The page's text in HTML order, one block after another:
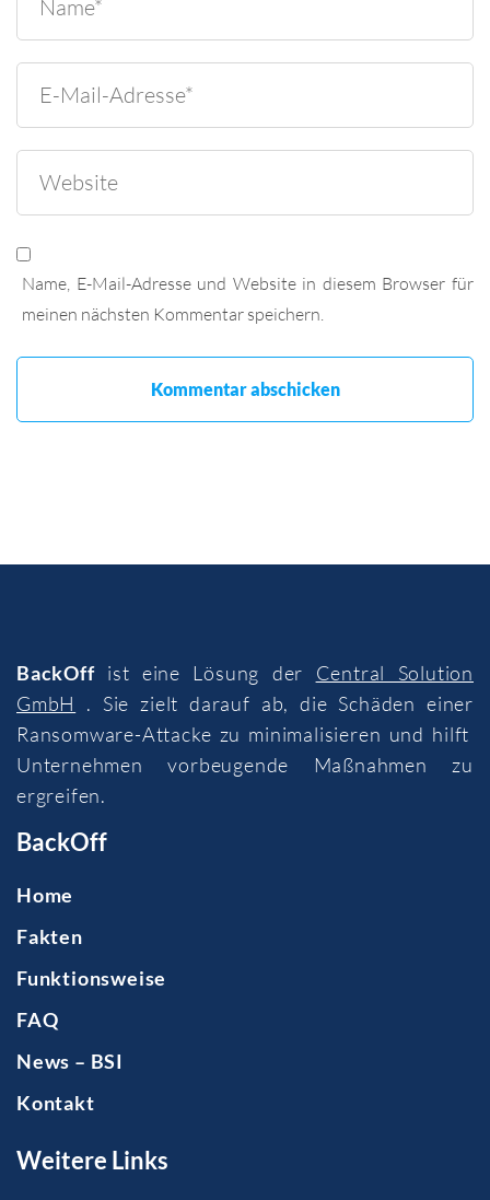
Name, E-Mail-Adresse und Website in diesem Browser für
meinen nächsten Kommentar speichern.
BackOffist eine Lösung der Central Solution
GmbH
. Sie zielt darauf ab, die Schäden einer
Ransomware-Attacke zu minimalisieren und hilft
Unternehmen vorbeugende Maßnahmen zu
ergreifen.
BackOff
Home
Fakten
Funktionsweise
FAQ
News – BSI
Kontakt
Weitere Links